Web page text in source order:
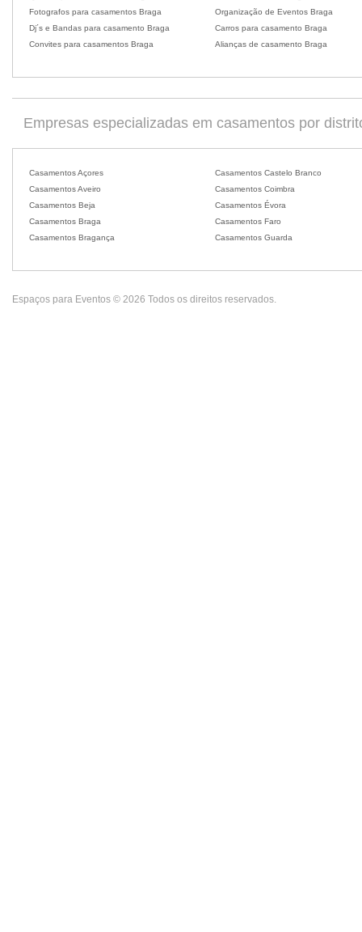
Fotografos para casamentos Braga
Dj´s e Bandas para casamento Braga
Convites para casamentos Braga
Organização de Eventos Braga
Carros para casamento Braga
Alianças de casamento Braga
Empresas especializadas em casamentos por
Casamentos Açores
Casamentos Aveiro
Casamentos Beja
Casamentos Braga
Casamentos Bragança
Casamentos Castelo Branco
Casamentos Coimbra
Casamentos Évora
Casamentos Faro
Casamentos Guarda
Espaços para Eventos © 2026 Todos os direitos reservados.